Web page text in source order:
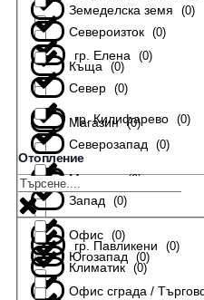
гр. Елена (0)
гр. Килифарево (0)
гр. Павликени (0)
Земеделска земя (0)
Къща (0)
Магазин (0)
Мезонет (0)
Офис (0)
Офис сграда /
Североизток (0)
Север (0)
Северозапад (0)
Запад (0)
Югозапад (0)
Отопление
Климатик (0)